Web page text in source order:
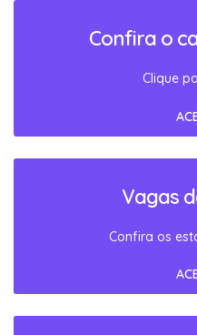
Confira o
Clique
Vagas
Confira os